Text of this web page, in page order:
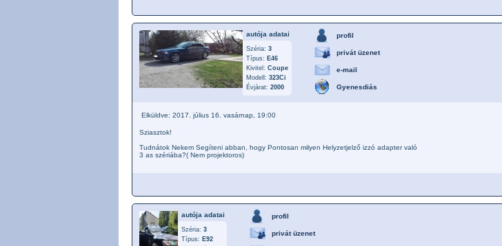
autója adatai
Széria: 3
Típus: E46
Kivitel: Coupe
Modell: 323Ci
Évjárat: 2000
profil
privát üzenet
e-mail
Gyenesdiás
Elküldve: 2017. július 16. vasárnap, 19:00
Sziasztok!
Tudnátok Nekem Segíteni abban, hogy Pontosan milyen Helyzetjelző izzó adapter való
3 as szériába?( Nem projektoros)
autója adatai
Széria: 3
Típus: E92
profil
privát üzenet